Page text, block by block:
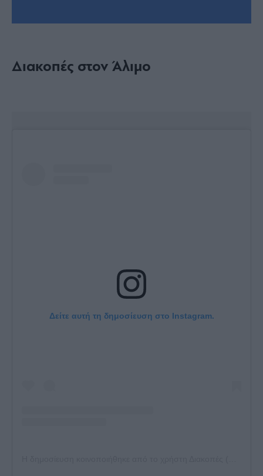
Διακοπές στον Άλιμο
Δείτε αυτή τη δημοσίευση στο Instagram.